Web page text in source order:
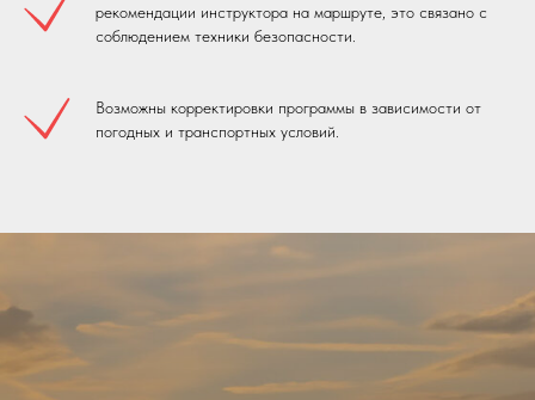
рекомендации инструктора на маршруте, это связано с
соблюдением техники безопасности.
Возможны корректировки программы в зависимости от
погодных и транспортных условий.